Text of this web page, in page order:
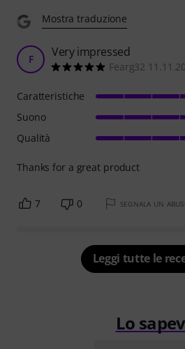
Mostra traduzione
F Very impressed
Fearg32
Thanks for a great product
Caratteristiche
Suono
Qualità
7 0 SEGNALA UN
Leggi tutte le
Lo